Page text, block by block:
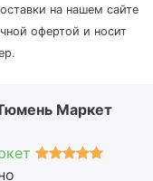
на нашем сайте
офертой и носит
Маркет